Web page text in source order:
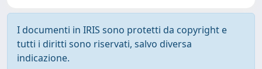
I documenti in IRIS sono protetti da copyright e
tutti i diritti sono riservati, salvo diversa
indicazione.